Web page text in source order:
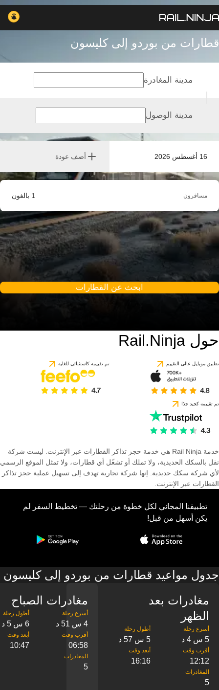
قطارات من بوردو إلى كليسون
16 أغسطس 2026 أضف عودة
مدينة المغادرة
مدينة الوصول
مسافرون 1 بالغون
ابحث عن القطارات
حول Rail.Ninja
تطبيق موبايل عالي التقييم تم تقييمه كاستثنائي للغاية
تم تقييمه كجيد جدًا
خدمة Rail Ninja هي خدمة حجز تذاكر القطارات عبر الإنترنت. ليست شركة
نقل بالسكك الحديدية، ولا تملك أو تشغّل أي قطارات، ولا تمثل الموقع الرسمي
لأي شركة سكك حديدية. إنها شركة تجارية تهدف إلى تسهيل عملية حجز تذاكر
القطارات عبر الإنترنت.
تطبيقنا المجاني لكل خطوة من رحلتك — تخطيط السفر لم
يكن أسهل من قبل!
جدول مواعيد قطارات من بوردو إلى كليسون
مغادرات بعد
الظهر
5 س 4 د 5 س 57 د
12:12
16:16
5
مغادرات الصباح
4 س 51 د 6 س 5 د
06:58
10:47
5